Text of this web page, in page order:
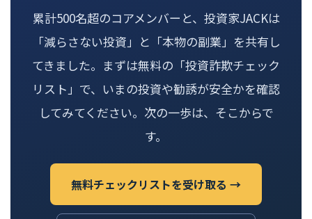
累計500名超のコアメンバーと、投資家JACKは
「減らさない投資」と「本物の副業」を共有し
てきました。まずは無料の「投資詐欺チェック
リスト」で、いまの投資や勧誘が安全かを確認
してみてください。次の一歩は、そこからで
す。
無料チェックリストを受け取る →